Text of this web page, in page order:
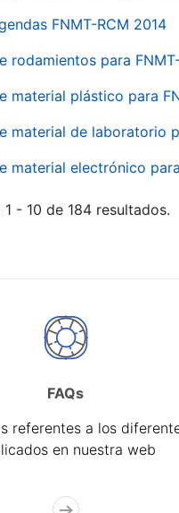
FNMT-RCM 2014
rodamientos para
material plástico para
material de laboratorio
material electrónico
- 10 de 184 resultados.
FAQs
referentes a los
en nuestra web